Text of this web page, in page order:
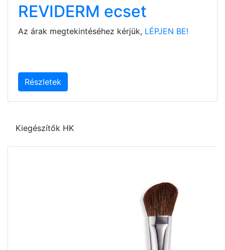
REVIDERM ecset
Az árak megtekintéséhez kérjük, LÉPJEN BE!
Részletek
Kiegészítők HK